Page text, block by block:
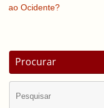
ao Ocidente?
Procurar